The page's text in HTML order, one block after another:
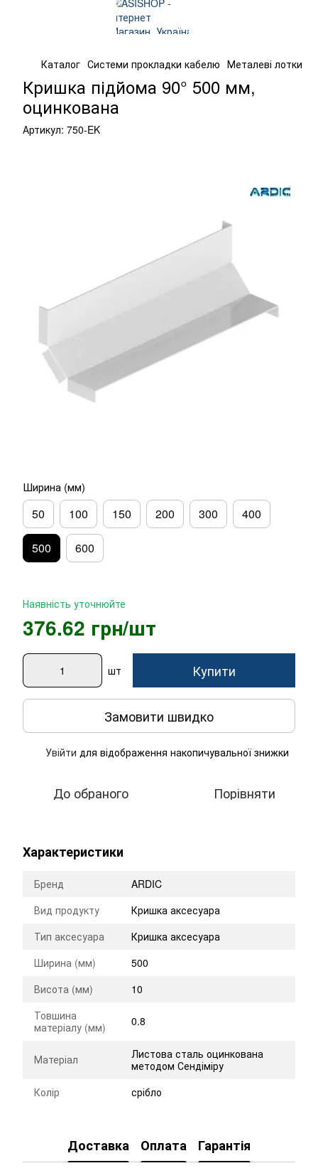
Каталог Системи прокладки кабелю Металеві лотки
Кришка підйома 90° 500 мм,
оцинкована
Артикул: 750-EK
Ширина (мм)
50 100 150 200 300 400
500 600
Наявність уточнюйте
376.62 грн/шт
шт Купити
Замовити швидко
Увійти для відображення накопичувальної знижки
До обраного Порівняти
Характеристики
Бренд
ARDIC
Вид продукту
Кришка аксесуара
Тип аксесуара
Кришка аксесуара
Ширина (мм)
500
Висота (мм)
10
Товшина
матеріалу (мм)
0.8
Матеріал
Листова сталь оцинкована
методом Сендіміру
Колір
срібло
Доставка Оплата Гарантія